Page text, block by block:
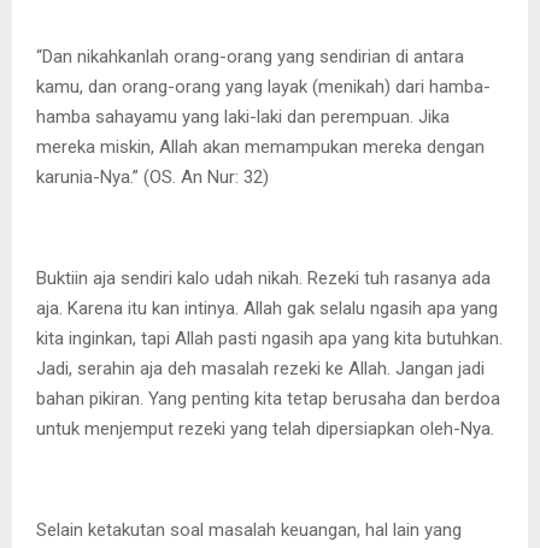
“Dan nikahkanlah orang-orang yang sendirian di antara
kamu, dan orang-orang yang layak (menikah) dari hamba-
hamba sahayamu yang laki-laki dan perempuan. Jika
mereka miskin, Allah akan memampukan mereka dengan
karunia-Nya.” (OS. An Nur: 32)
Buktiin aja sendiri kalo udah nikah. Rezeki tuh rasanya ada
aja. Karena itu kan intinya. Allah gak selalu ngasih apa yang
kita inginkan, tapi Allah pasti ngasih apa yang kita butuhkan.
Jadi, serahin aja deh masalah rezeki ke Allah. Jangan jadi
bahan pikiran. Yang penting kita tetap berusaha dan berdoa
untuk menjemput rezeki yang telah dipersiapkan oleh-Nya.
Selain ketakutan soal masalah keuangan, hal lain yang